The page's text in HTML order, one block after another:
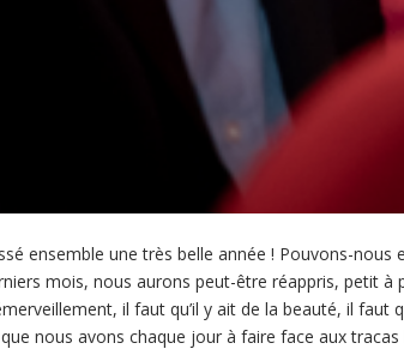
ensemble une très belle année ! Pouvons-
mois, nous aurons peut-être réappris, petit
il faut qu’il y ait de la beauté, il
nous avons chaque jour à faire face aux